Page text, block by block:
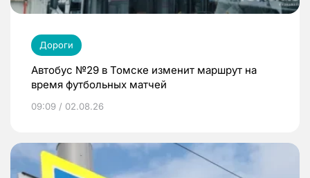
Дороги
Автобус №29 в Томске изменит маршрут на
время футбольных матчей
09:09 / 02.08.26